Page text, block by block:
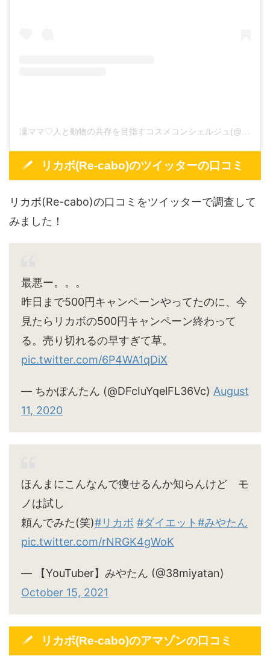
リカボ(Re-cabo)のツイッターの口コミ
リカボ(Re-cabo)の口コミをツイッターで調査して
みました！
最悪ー。。。
昨日まで500円キャンペーンやってたのに、今
見たらリカボの500円キャンペーン終わって
る。売り切れるの早すぎて草。
pic.twitter.com/6P4WA1qDiX
— ちかぽんたん (@DFcIuYqelFL36Vc) August
11, 2020
ほんまにこんなんで痩せるんか知らんけど モ
ノは試し
頼んでみた(笑)#リカボ #ダイエット#みやたん
pic.twitter.com/rNRGK4gWoK
— 【YouTuber】みやたん (@38miyatan)
October 15, 2021
リカボ(Re-cabo)のアマゾンの口コミ